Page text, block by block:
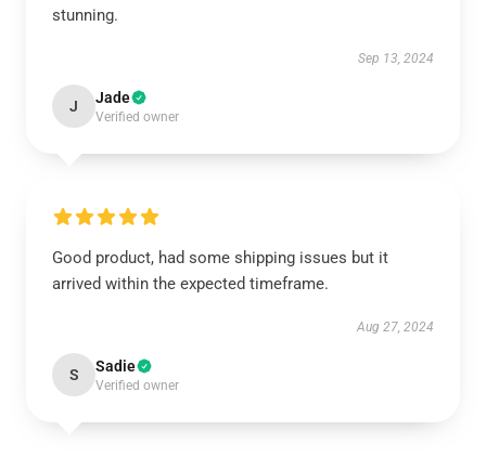
stunning.
Sep 13, 2024
J Jade
Verified owner
Good product, had some shipping issues but it
arrived within the expected timeframe.
Aug 27, 2024
S Sadie
Verified owner